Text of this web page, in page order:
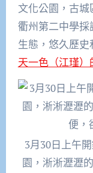
文化公園，古
衢州第二中學
生態，悠久歷史
天一色（江瑾）
3月30日上午
園，淅淅瀝瀝